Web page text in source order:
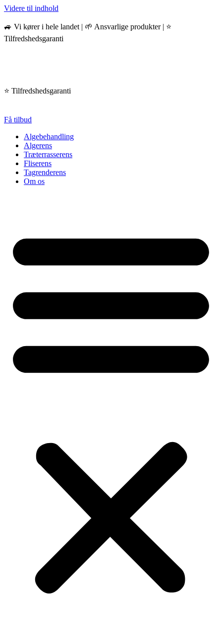
Videre til indhold
🚙 Vi kører i hele landet | 🌱 Ansvarlige produkter | ⭐️
Tilfredshedsgaranti
⭐️ Tilfredshedsgaranti
Få tilbud
Algebehandling
Algerens
Træterrasserens
Fliserens
Tagrenderens
Om os